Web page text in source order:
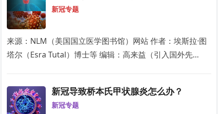
新冠专题
来源：NLM（美国国立医学图书馆）网站 作者：埃斯拉·图
塔尔（Esra Tutal）博士等 编辑：高来益（引入国外先…
新冠导致桥本氏甲状腺炎怎么办？
新冠专题